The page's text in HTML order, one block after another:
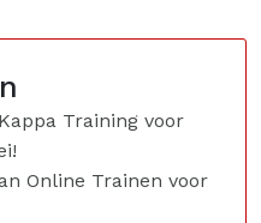
Training voor
Online Trainen voor